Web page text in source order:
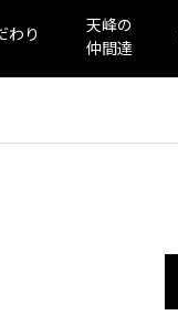
わり
天峰の
仲間達